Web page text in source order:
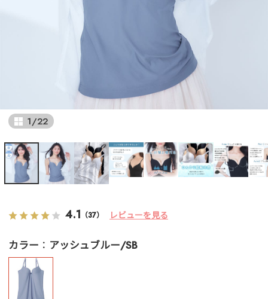
1/22
4.1 （37） レビューを見る
カラー アッシュブルー/SB